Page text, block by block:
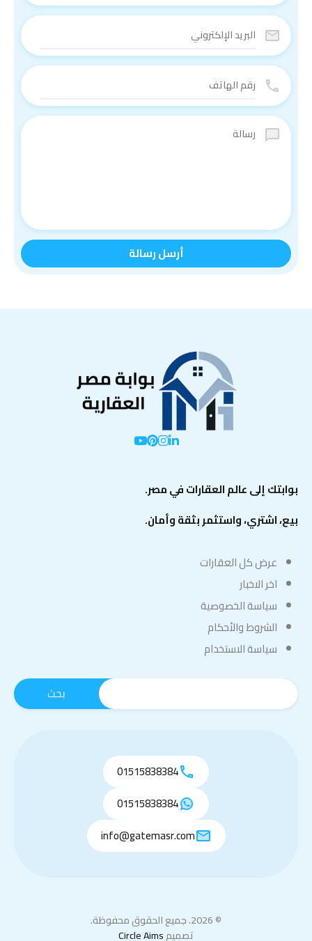
بوابتك إلى عالم العقارات في مصر.
بيع، اشتري، واستثمر بثقة وأمان.
عرض كل العقارات
اخر الاخبار
سياسة الخصوصية
الشروط والأحكام
سياسة الاستخدام
01515838384
01515838384
info@gatemasr.com
© 2026. جميع الحقوق محفوظة.
تصميمCircle Aims